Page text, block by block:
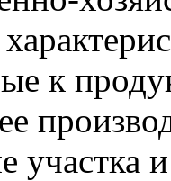
к
участка